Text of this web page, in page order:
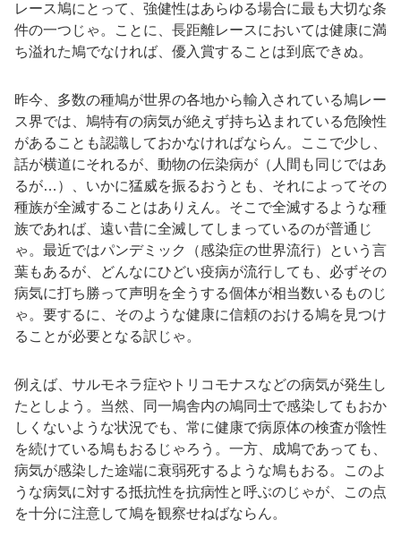
レース鳩にとって、強健性はあらゆる場合に最も大切な条
件の一つじゃ。ことに、長距離レースにおいては健康に満
ち溢れた鳩でなければ、優入賞することは到底できぬ。
昨今、多数の種鳩が世界の各地から輸入されている鳩レー
ス界では、鳩特有の病気が絶えず持ち込まれている危険性
があることも認識しておかなければならん。ここで少し、
話が横道にそれるが、動物の伝染病が（人間も同じではあ
るが…）、いかに猛威を振るおうとも、それによってその
種族が全滅することはありえん。そこで全滅するような種
族であれば、遠い昔に全滅してしまっているのが普通じ
ゃ。最近ではパンデミック（感染症の世界流行）という言
葉もあるが、どんなにひどい疫病が流行しても、必ずその
病気に打ち勝って声明を全うする個体が相当数いるものじ
ゃ。要するに、そのような健康に信頼のおける鳩を見つけ
ることが必要となる訳じゃ。
例えば、サルモネラ症やトリコモナスなどの病気が発生し
たとしよう。当然、同一鳩舎内の鳩同士で感染してもおか
しくないような状況でも、常に健康で病原体の検査が陰性
を続けている鳩もおるじゃろう。一方、成鳩であっても、
病気が感染した途端に衰弱死するような鳩もおる。このよ
うな病気に対する抵抗性を抗病性と呼ぶのじゃが、この点
を十分に注意して鳩を観察せねばならん。